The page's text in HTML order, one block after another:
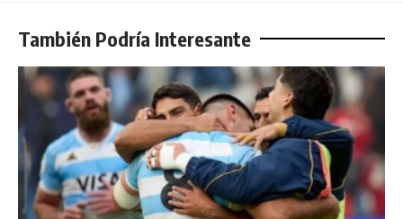
También Podría Interesante